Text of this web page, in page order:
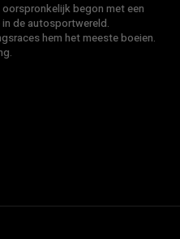
begon met een
de autosportwereld.
hem het meeste boeien.